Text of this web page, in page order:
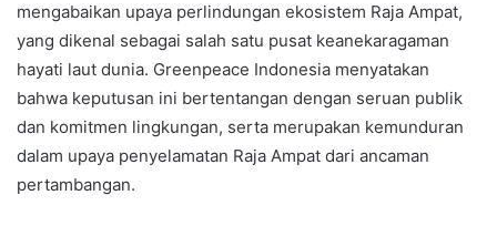
mengabaikan upaya perlindungan ekosistem Raja Ampat,
yang dikenal sebagai salah satu pusat keanekaragaman
hayati laut dunia. Greenpeace Indonesia menyatakan
bahwa keputusan ini bertentangan dengan seruan publik
dan komitmen lingkungan, serta merupakan kemunduran
dalam upaya penyelamatan Raja Ampat dari ancaman
pertambangan.